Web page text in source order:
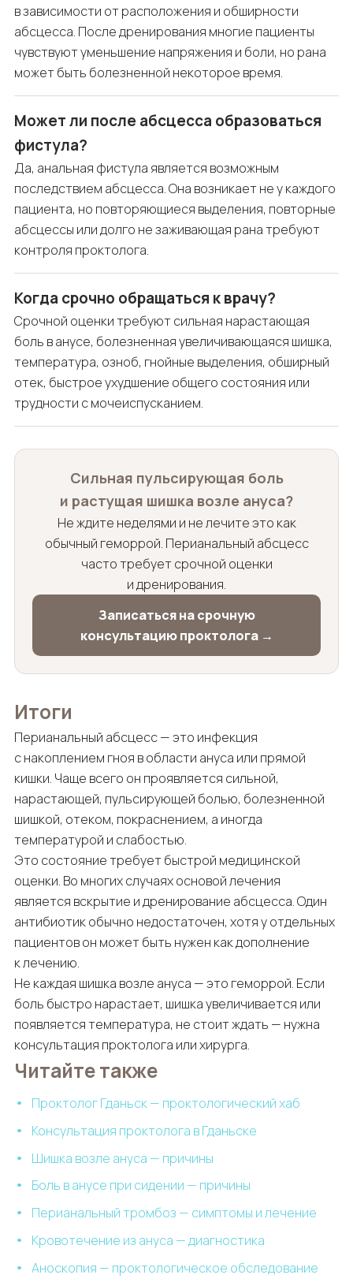
в зависимости от расположения и обширности
абсцесса. После дренирования многие пациенты
чувствуют уменьшение напряжения и боли, но рана
может быть болезненной некоторое время.
Может ли после абсцесса образоваться
фистула?
Да, анальная фистула является возможным
последствием абсцесса. Она возникает не у каждого
пациента, но повторяющиеся выделения, повторные
абсцессы или долго не заживающая рана требуют
контроля проктолога.
Когда срочно обращаться к врачу?
Срочной оценки требуют сильная нарастающая
боль в анусе, болезненная увеличивающаяся шишка,
температура, озноб, гнойные выделения, обширный
отек, быстрое ухудшение общего состояния или
трудности с мочеиспусканием.
Сильная пульсирующая боль
и растущая шишка возле ануса?
Не ждите неделями и не лечите это как
обычный геморрой. Перианальный абсцесс
часто требует срочной оценки
и дренирования.
Записаться на срочную
консультацию проктолога →
Итоги
Перианальный абсцесс — это инфекция
с накоплением гноя в области ануса или прямой
кишки. Чаще всего он проявляется сильной,
нарастающей, пульсирующей болью, болезненной
шишкой, отеком, покраснением, а иногда
температурой и слабостью.
Это состояние требует быстрой медицинской
оценки. Во многих случаях основой лечения
является вскрытие и дренирование абсцесса. Один
антибиотик обычно недостаточен, хотя у отдельных
пациентов он может быть нужен как дополнение
к лечению.
Не каждая шишка возле ануса — это геморрой. Если
боль быстро нарастает, шишка увеличивается или
появляется температура, не стоит ждать — нужна
консультация проктолога или хирурга.
Читайте также
Проктолог Гданьск — проктологический хаб
Консультация проктолога в Гданьске
Шишка возле ануса — причины
Боль в анусе при сидении — причины
Перианальный тромбоз — симптомы и лечение
Кровотечение из ануса — диагностика
Аноскопия — проктологическое обследование